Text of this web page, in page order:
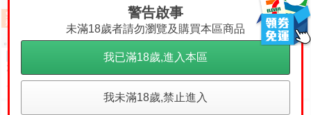
【怨念事務所】預購 1
2月(免訂金) 史克威爾 王國之心
系列 音樂盒 Dearly Beloved 再再
預購 訂金 【怨念事務所】預購 1
系列 音樂盒 Traverse Town 再再
販 0824
警告啟事
未滿18歲者請勿瀏覽及購買本區商品
我已滿18歲,進入本區
我未滿18歲,禁止進入